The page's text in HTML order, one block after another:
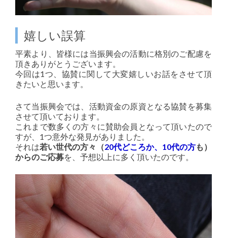
嬉しい誤算
平素より、皆様には当振興会の活動に格別のご配慮を
頂きありがとうございます。
今回は1つ、協賛に関して大変嬉しいお話をさせて頂
きたいと思います。
さて当振興会では、活動資金の原資となる協賛を募集
させて頂いております。
これまで数多くの方々に賛助会員となって頂いたので
すが、1つ意外な発見がありました。
それは若い世代の方々（20代どころか、10代の方も）
からのご応募を、予想以上に多く頂いたのです。